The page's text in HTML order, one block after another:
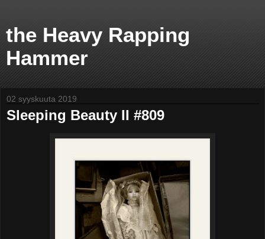
the Heavy Rapping
Hammer
02 syyskuuta 2019
Sleeping Beauty II #809